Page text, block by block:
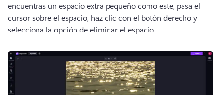
encuentras un espacio extra pequeño como este, pasa el
cursor sobre el espacio, haz clic con el botón derecho y
selecciona la opción de eliminar el espacio.